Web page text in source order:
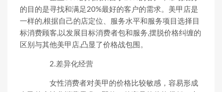
的目的是寻找和满足20%最好的客户的需求。美甲店是
一样的,根据自己的店定位、服务水平和服务项目选择目
标消费顾客,以发展目标消费者包和服务,摆脱价格纠缠的
区别与其他美甲店,凸显了价格战包围。
2.差异化经营
女性消费者对美甲的价格比较敏感，容易形成